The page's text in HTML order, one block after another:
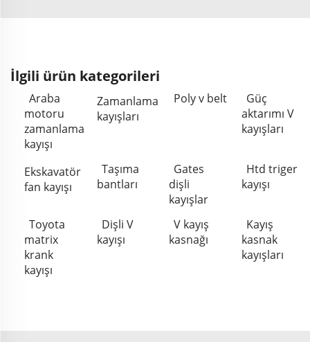
İlgili ürün kategorileri
Araba
motoru
zamanlama
kayışı
Zamanlama
kayışları
Poly v belt
Güç
aktarımı V
kayışları
Ekskavatör
fan kayışı
Taşıma
bantları
Gates
dişli
kayışlar
Htd triger
kayışı
Toyota
matrix
krank
kayışı
Dişli V
kayışı
V kayış
kasnağı
Kayış
kasnak
kayışları